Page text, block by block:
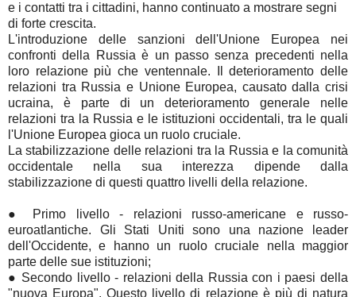
e i contatti tra i cittadini, hanno continuato a mostrare segni
di forte crescita.
L'introduzione delle sanzioni dell'Unione Europea nei
confronti della Russia è un passo senza precedenti nella
loro relazione più che ventennale. Il deterioramento delle
relazioni tra Russia e Unione Europea, causato dalla crisi
ucraina, è parte di un deterioramento generale nelle
relazioni tra la Russia e le istituzioni occidentali, tra le quali
l'Unione Europea gioca un ruolo cruciale.
La stabilizzazione delle relazioni tra la Russia e la comunità
occidentale nella sua interezza dipende dalla
stabilizzazione di questi quattro livelli della relazione.
●
Primo livello - relazioni russo-americane e russo-
euroatlantiche. Gli Stati Uniti sono una nazione leader
dell'Occidente, e hanno un ruolo cruciale nella maggior
parte delle sue istituzioni;
● Secondo livello - relazioni della Russia con i paesi della
"nuova Europa". Questo livello di relazione è più di natura